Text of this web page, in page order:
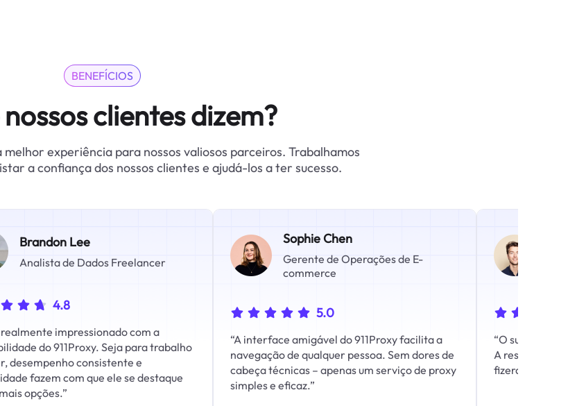
BENEFÍCIOS
clientes dizem?
experiência para nossos valiosos parceiros. Trabalhamos
a confiança dos nossos clientes e ajudá-los a ter sucesso.
Brandon Lee
Analista de Dados Freelancer
4.8
realmente impressionado com a
do 911Proxy. Seja para trabalho
desempenho consistente e
fazem com que ele se destaque
opções.”
Sophie Chen
Gerente de Operações de E-
commerce
5.0
“A interface amigável do 911Proxy facilita a
navegação de qualquer pessoa. Sem dores de
cabeça técnicas – apenas um serviço de proxy
simples e eficaz.”
“O suporte ao
A resposta
fizeram